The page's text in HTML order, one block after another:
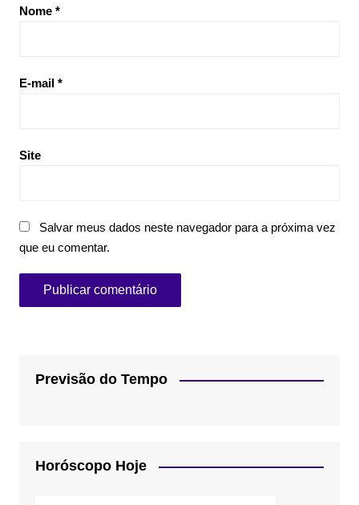
Nome *
E-mail *
Site
Salvar meus dados neste navegador para a próxima vez
que eu comentar.
Previsão do Tempo
Horóscopo Hoje